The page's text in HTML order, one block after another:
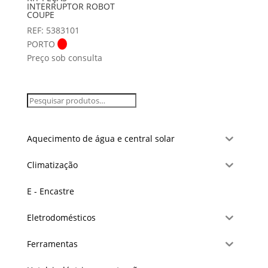
INTERRUPTOR ROBOT
COUPE
REF: 5383101
PORTO
Preço sob consulta
Aquecimento de água e central solar
Climatização
E - Encastre
Eletrodomésticos
Ferramentas